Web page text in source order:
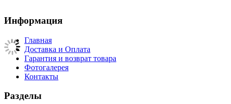
Информация
Главная
Доставка и Оплата
Гарантия и возврат товара
Фотогалерея
Контакты
Разделы